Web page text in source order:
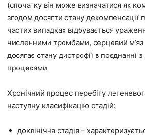
(спочатку він може визначатися як
згодом досягти стану декомпенсації
частих випадках відбувається
численними тромбами, серцевий м’яз
досягає стану дистрофії в поєднанні
процесами.
Хронічний процес перебігу
наступну класифікацію стадій:
доклінічна стадія –